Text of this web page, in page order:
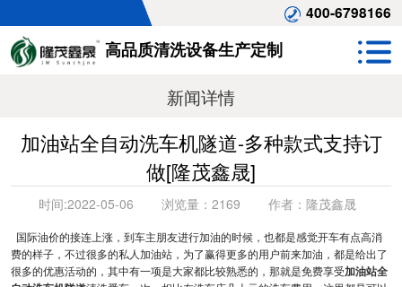
400-6798166
高品质清洗设备生产定制
新闻详情
加油站全自动洗车机隧道-多种款式支持订
做[隆茂鑫晟]
时间:2022-05-06 浏览量： 2169 作者： 隆茂鑫晟
国际油价的接连上涨，到车主朋友进行加油的时候，也都是感觉开车有点高消
费的样子，不过很多的私人加油站，为了赢得更多的用户前来加油，都是给出了
很多的优惠活动的，其中有一项是大家都比较熟悉的，那就是免费享受加油站全